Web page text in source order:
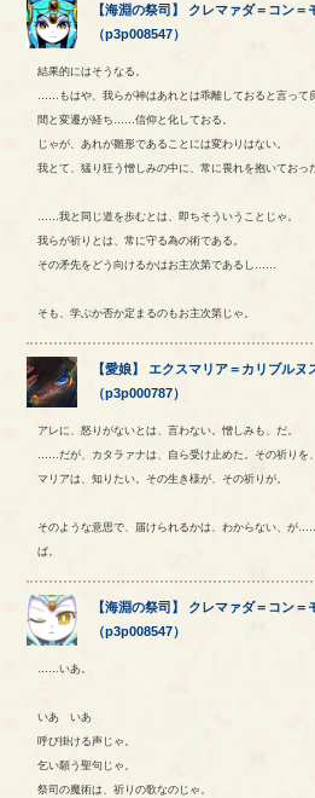
【海淵の祭司 】 クレマァダ＝ コン＝
（p3p008547）
結果的にはそうなる。
……もはや、我らが神はあれとは乖離しておると言って
間と変遷が経ち……信仰と化しておる。
じゃが、あれが雛形であることには変わりはない。
我とて、猛り狂う憎しみの中に、常に畏れを抱いておっ
……我と同じ道を歩むとは、即ちそういうことじゃ。
我らが祈りとは、常に守る為の術である。
その矛先をどう向けるかはお主次第であるし……
そも、学ぶか否か定まるのもお主次第じゃ。
【愛娘】 エクスマリア＝ カリブルヌ
（p3p000787）
アレに、怒りがないとは、言わない。憎しみも、だ。
……だが、カタラァナは、自ら受け止めた。その祈りを
マリアは、知りたい。その生き様が、その祈りが。
そのような意思で、届けられるかは、わからない、が
ば。
【海淵の祭司 】 クレマァダ＝ コン＝
（p3p008547）
……いあ。
いあ いあ
呼び掛ける声じゃ。
乞い願う聖句じゃ。
祭司の魔術は、祈りの歌なのじゃ。